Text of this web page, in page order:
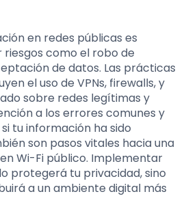
en redes públicas es
como el robo de
de datos. Las prácticas
el uso de VPNs, firewalls, y
sobre redes legítimas y
a los errores comunes y
tu información ha sido
son pasos vitales hacia una
Wi-Fi público. Implementar
protegerá tu privacidad, sino
a un ambiente digital más